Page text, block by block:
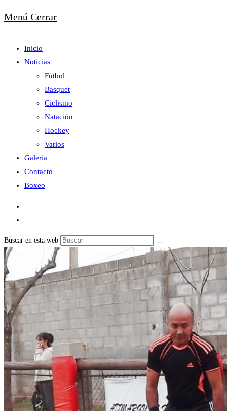
Menú Cerrar
Inicio
Noticias
Fútbol
Basquet
Ciclismo
Natación
Hockey
Varios
Galería
Contacto
Boxeo
Buscar en esta web